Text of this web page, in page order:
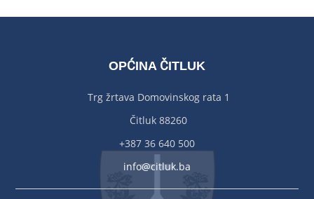
OPĆINA ČITLUK
Trg žrtava Domovinskog rata 1
Čitluk 88260
+387 36 640 500
info@citluk.ba